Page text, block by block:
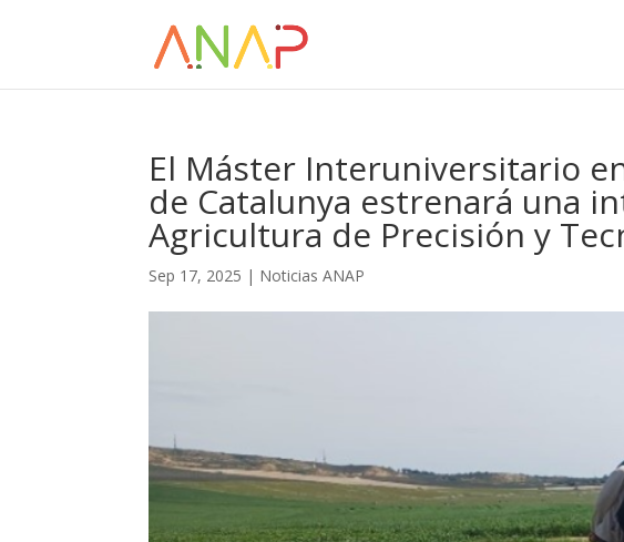
El Máster Interuniversitario
de Catalunya estrenará una
Agricultura de Precisión y
Sep 17, 2025 | Noticias ANAP